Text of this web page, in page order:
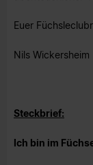
Euer
Nils Wickersheim
Steckbrief:
Ich bin im